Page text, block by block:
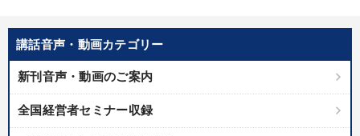
若手異才経営者の発想 専門家のアドバイス
リーダーの器量を学ぶ
講話音声・動画カテゴリー
新刊音声・動画のご案内
全国経営者セミナー収録